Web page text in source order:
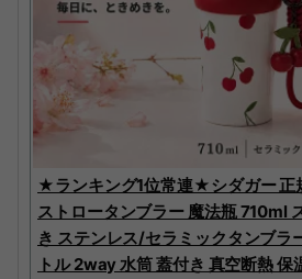
★ランキング1位常連★シダガー 正
ストロータンブラー 魔法瓶 710ml
き ステンレス/セラミックタンブラ
トル 2way 水筒 蓋付き 真空断熱 保